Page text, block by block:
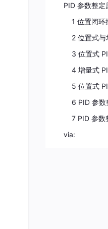
PID 参数整定
1 位置闭环
2 位置式
3 位置式
6 PID 参
7 PID 参数
via: